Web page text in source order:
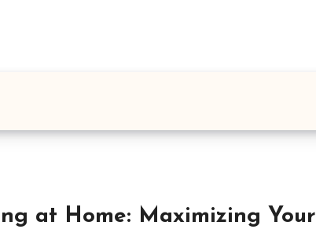
at Home: Maximizing Your